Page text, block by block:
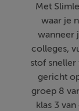
Met
waar je
wanneer
colleges,
stof sneller
gericht
groep 8
klas 3